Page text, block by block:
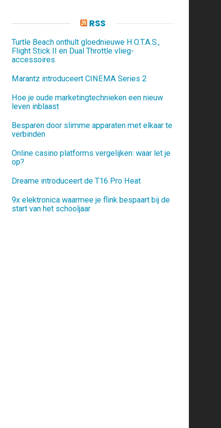
RSS
Turtle Beach onthult gloednieuwe H.O.T.A.S.,
Flight Stick II en Dual Throttle vlieg-
accessoires
Marantz introduceert CINEMA Series 2
Hoe je oude marketingtechnieken een nieuw
leven inblaast
Besparen door slimme apparaten met elkaar te
verbinden
Online casino platforms vergelijken: waar let je
op?
Dreame introduceert de T16 Pro Heat
9x elektronica waarmee je flink bespaart bij de
start van het schooljaar